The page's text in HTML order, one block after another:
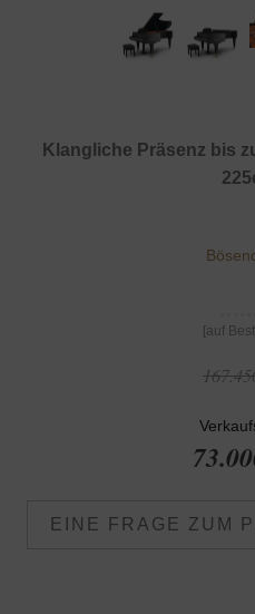
Klangliche Präsenz bis
[auf
EINE FRAGE ZUM